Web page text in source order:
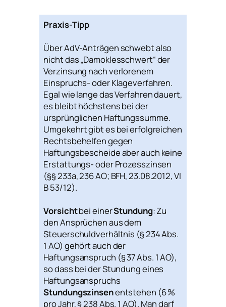
Praxis-Tipp
Über AdV-Anträgen schwebt also
nicht das „Damoklesschwert“ der
Verzinsung nach verlorenem
Einspruchs- oder Klageverfahren.
Egal wie lange das Verfahren dauert,
es bleibt höchstens bei der
ursprünglichen Haftungssumme.
Umgekehrt gibt es bei erfolgreichen
Rechtsbehelfen gegen
Haftungsbescheide aber auch keine
Erstattungs- oder Prozesszinsen
(§§ 233a, 236 AO; BFH, 23.08.2012, VI
B 53/12).
Vorsichtbei einerStundung: Zu
den Ansprüchen aus dem
Steuerschuldverhältnis (§ 234 Abs.
1 AO) gehört auch der
Haftungsanspruch (§ 37 Abs. 1 AO),
so dass bei der Stundung eines
Haftungsanspruchs
Stundungszinsenentstehen (6 %
pro Jahr, § 238 Abs. 1 AO). Man darf